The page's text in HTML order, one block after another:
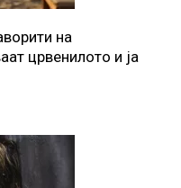
на
црвенилото и ја